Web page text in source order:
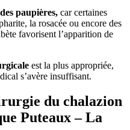
paupières, car certaines
la rosacée ou encore des
favorisent l’apparition de
est la plus appropriée,
s’avère insuffisant.
du chalazion
Puteaux – La